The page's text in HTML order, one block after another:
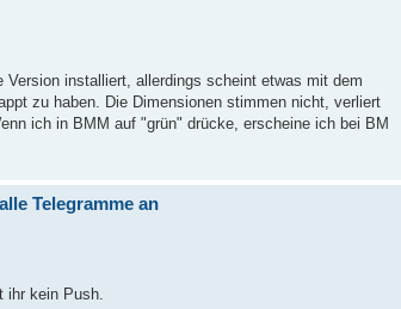
installiert, allerdings scheint etwas mit dem
zu haben. Die Dimensionen stimmen nicht, verliert
ich in BMM auf "grün" drücke, erscheine ich bei BM
Telegramme an
ihr kein Push.